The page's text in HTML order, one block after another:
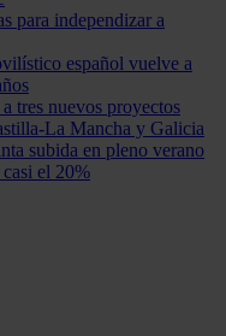
para independizar a
español vuelve a
tres nuevos proyectos
La Mancha y Galicia
subida en pleno verano
el 20%